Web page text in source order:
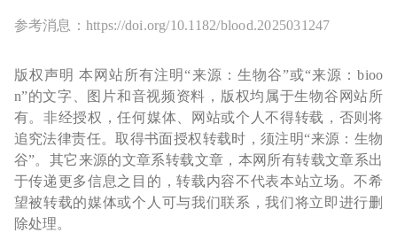
参考消息：https://doi.org/10.1182/blood.2025031247
版权声明 本网站所有注明“来源：生物谷”或“来源：bioo
n”的文字、图片和音视频资料，版权均属于生物谷网站所
有。非经授权，任何媒体、网站或个人不得转载，否则将
追究法律责任。取得书面授权转载时，须注明“来源：生物
谷”。其它来源的文章系转载文章，本网所有转载文章系出
于传递更多信息之目的，转载内容不代表本站立场。不希
望被转载的媒体或个人可与我们联系，我们将立即进行删
除处理。